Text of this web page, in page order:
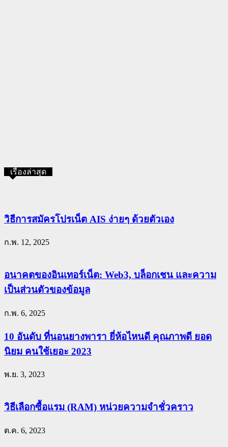
เรื่องล่าสุด
วิธีการสมัครโปรเน็ต AIS ง่ายๆ ด้วยตัวเอง
ก.พ. 12, 2025
อนาคตของอินเทอร์เน็ต: Web3, บล็อกเชน และความ
เป็นส่วนตัวของข้อมูล
ก.พ. 6, 2025
10 อันดับ ที่นอนยางพารา ยี่ห้อไหนดี คุณภาพดี ยอด
นิยม คนใช้เยอะ 2023
พ.ย. 3, 2023
วิธีเลือกซื้อแรม (RAM) หน่วยความจำชั่วคราว
ต.ค. 6, 2023